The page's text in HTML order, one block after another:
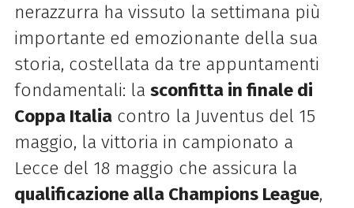
nerazzurra ha vissuto la settimana più
importante ed emozionante della sua
storia, costellata da tre appuntamenti
fondamentali: la sconfitta in finale di
Coppa Italiacontro la Juventus del 15
maggio, la vittoria in campionato a
Lecce del 18 maggio che assicura la
qualificazione alla Champions League,